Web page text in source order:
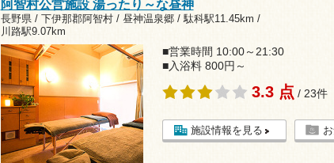
阿智村公営施設 湯ったり～な昼神
長野県 / 下伊那郡阿智村 / 昼神温泉郷 /駄科駅11.45km /
川路駅9.07km
■営業時間 10:00～21:30
■入浴料 800円～
3.3 点 / 23件
施設情報を見る